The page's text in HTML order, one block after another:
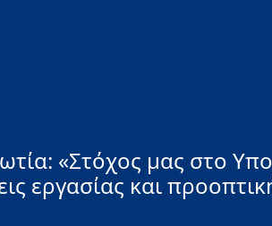
«Στόχος μας στο
εργασίας και